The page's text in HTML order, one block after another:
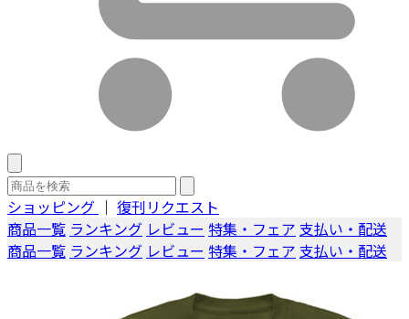
ショッピング ｜ 復刊リクエスト
商品一覧 ランキング レビュー 特集・フェア 支払い・配送
商品一覧 ランキング レビュー 特集・フェア 支払い・配送